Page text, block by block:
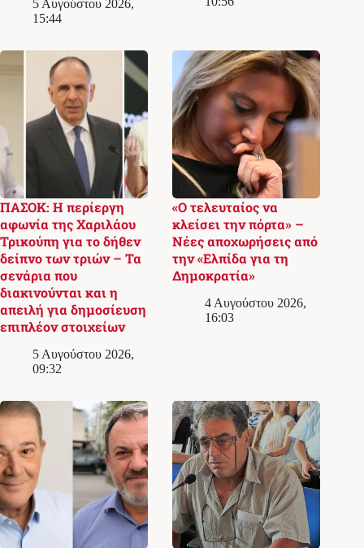
5 Αυγούστου 2026,
15:44
ΠΑΣΟΚ: Η περίεργη
αφωνία της Χαριλάου
Τρικούπη για το δήθεν
δείπνο των τριών – Τα
σενάρια που
διακινούνται και η
απειλή για δημοσίευση
επιπλέον στοιχείων
5 Αυγούστου 2026,
09:32
«Ο τελευταίος να
κλείσει την πόρτα» –
Νέες αποχωρήσεις από
την «Ελπίδα για τη
Δημοκρατία»
4 Αυγούστου 2026,
16:03